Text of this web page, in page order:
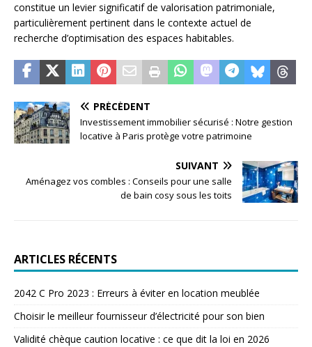
constitue un levier significatif de valorisation patrimoniale,
particulièrement pertinent dans le contexte actuel de
recherche d’optimisation des espaces habitables.
PRÉCÉDENT
Investissement immobilier sécurisé : Notre gestion
locative à Paris protège votre patrimoine
SUIVANT
Aménagez vos combles : Conseils pour une salle
de bain cosy sous les toits
ARTICLES RÉCENTS
2042 C Pro 2023 : Erreurs à éviter en location meublée
Choisir le meilleur fournisseur d’électricité pour son bien
Validité chèque caution locative : ce que dit la loi en 2026